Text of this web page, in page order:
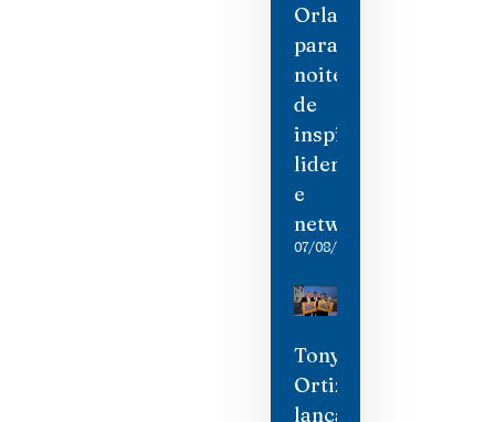
Orlando
para
noite
de
inspiração,
liderança
e
networking
07/08/2026
Tony
Ortiz
lança